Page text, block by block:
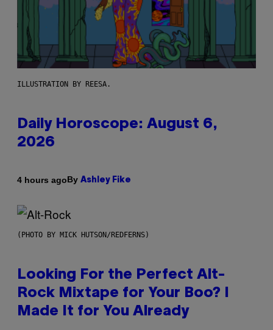
ILLUSTRATION BY REESA.
Daily Horoscope: August 6,
2026
4 hours agoBy Ashley Fike
(PHOTO BY MICK HUTSON/REDFERNS)
Looking For the Perfect Alt-
Rock Mixtape for Your Boo? I
Made It for You Already